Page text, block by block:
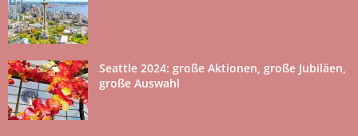
Seattle 2024: große Aktionen, große Jubiläen,
große Auswahl